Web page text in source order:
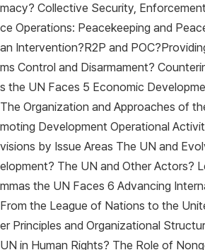
macy? Collective Security,
ce Operations: Peacekeeping and
an Intervention?R2P and
ms Control and Disarmament?
s the UN Faces 5 Economic
The Organization and Approaches of
moting Development Operational
visions by Issue Areas The UN and
elopment? The UN and Other Actors?
mmas the UN Faces 6 Advancing
From the League of Nations to the
er Principles and Organizational
UN in Human Rights? The Role of